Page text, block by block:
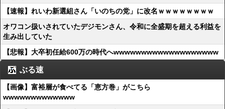
【速報】れいわ新選組さん「いのちの党」に改名ｗｗｗｗｗｗｗｗ
オワコン扱いされていたデジモンさん、令和に全盛期を超える利益を
生み出していた
【悲報】大卒初任給600万の時代へwwwwwwwwwwwwwwwwwww
ぶる速
【画像】富裕層が食べてる「恵方巻」がこちら
wwwwwwwwwwwww